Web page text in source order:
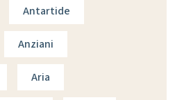
Antartide
Anziani
Aria